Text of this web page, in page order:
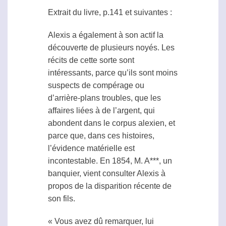
Extrait du livre, p.141 et suivantes :
Alexis a également à son actif la
découverte de plusieurs noyés. Les
récits de cette sorte sont
intéressants, parce qu’ils sont moins
suspects de compérage ou
d’arrière-plans troubles, que les
affaires liées à de l’argent, qui
abondent dans le corpus alexien, et
parce que, dans ces histoires,
l’évidence matérielle est
incontestable. En 1854, M. A***, un
banquier, vient consulter Alexis à
propos de la disparition récente de
son fils.
« Vous avez dû remarquer, lui